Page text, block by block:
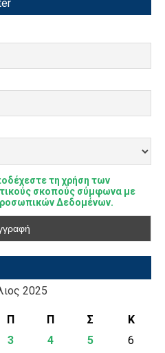
τη χρήση των
σκοπούς σύμφωνα με
Δεδομένων.
2025
Π Π Σ
Κ
3 4 5
6